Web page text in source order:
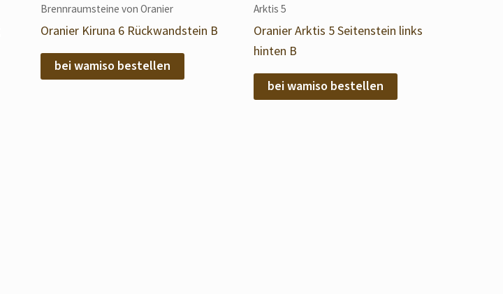
Brennraumsteine von Oranier
Oranier Kiruna 6 Rückwandstein B
bei wamiso bestellen
Arktis 5
Oranier Arktis 5 Seitenstein links
hinten B
bei wamiso bestellen